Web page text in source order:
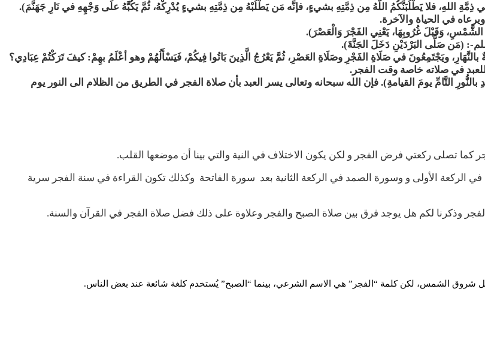
اللهِ، فلا يَطْلُبَنَّكُمُ اللَّهُ مِن ذِمَّتِهِ بشيءٍ، فإنَّه مَن يَطْلُبْهُ مِن ذِمَّتِهِ بشيءٍ يُدْرِكْهُ، ثُمَّ يَكُبَّهُ علَى وَجْهِهِ في نَارِ جَهَنَّمَ).
في الحياة والآخرة.
وَقَبْلَ غُرُوبِهَا، يَعْنِي الفَجْرَ وَالْعَصْرَ).
: (مَن صَلَّى البَرْدَيْنِ دَخَلَ الجَنَّةَ).
ويَجْتَمِعُونَ في صَلَاةِ الفَجْرِ وصَلَاةِ العَصْرِ، ثُمَّ يَعْرُجُ الَّذِينَ بَاتُوا فِيكُمْ، فَيَسْأَلُهُمْ وهو أعْلَمُ بهِمْ: كيفَ تَرَكْتُمْ عِبَادِي؟
في صلاته خاصة وقت الفجر.
التَّامِّ يومَ القيامةِ). فإن الله سبحانه وتعالى يسر العبد بأن صلاة الفجر في الطريق من الظلام الى النور يوم
تصلى ركعتي فرض الفجر و لكن يكون الاختلاف في النية والتي بينا أن موضعها القلب.
الركعة الأولى و وسورة الصمد في الركعة الثانية بعد سورة الفاتحة وكذلك تكون القراءة في سنة الفجر سرية
وذكرنا لكم هل يوجد فرق بين صلاة الصبح والفجر وعلاوة على ذلك فضل صلاة الفجر في القرآن والسنة.
شروق الشمس، لكن كلمة “الفجر” هي الاسم الشرعي، بينما “الصبح” يُستخدم كلغة شائعة عند بعض الناس.